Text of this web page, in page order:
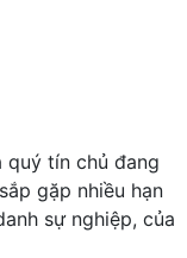
quý tín chủ đang
gặp nhiều hạn
sự nghiệp, của